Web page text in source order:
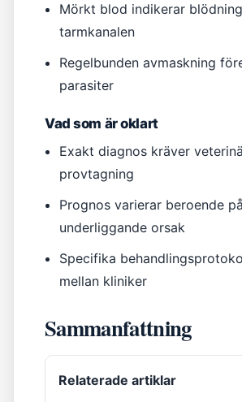
Mörkt blod indikerar
tarmkanalen
Regelbunden avmaskning
parasiter
Vad som är oklart
Exakt diagnos kräver
provtagning
Prognos varierar beroende på
underliggande orsak
Specifika
mellan kliniker
Sammanfattning
Relaterade artiklar